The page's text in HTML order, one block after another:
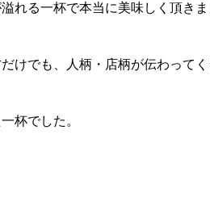
れる一杯で本当に美味しく頂きま
けでも、人柄・店柄が伝わって
杯でした。